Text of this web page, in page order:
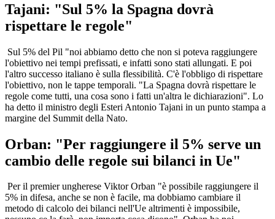
Tajani: "Sul 5% la Spagna dovrà
rispettare le regole"
Sul 5% del Pil "noi abbiamo detto che non si poteva raggiungere
l'obiettivo nei tempi prefissati, e infatti sono stati allungati. E poi
l'altro successo italiano è sulla flessibilità. C'è l'obbligo di rispettare
l'obiettivo, non le tappe temporali. "La Spagna dovrà rispettare le
regole come tutti, una cosa sono i fatti un'altra le dichiarazioni". Lo
ha detto il ministro degli Esteri Antonio Tajani in un punto stampa a
margine del Summit della Nato.
Orban: "Per raggiungere il 5% serve un
cambio delle regole sui bilanci in Ue"
Per il premier ungherese Viktor Orban "è possibile raggiungere il
5% in difesa, anche se non è facile, ma dobbiamo cambiare il
metodo di calcolo dei bilanci nell'Ue altrimenti è impossibile,